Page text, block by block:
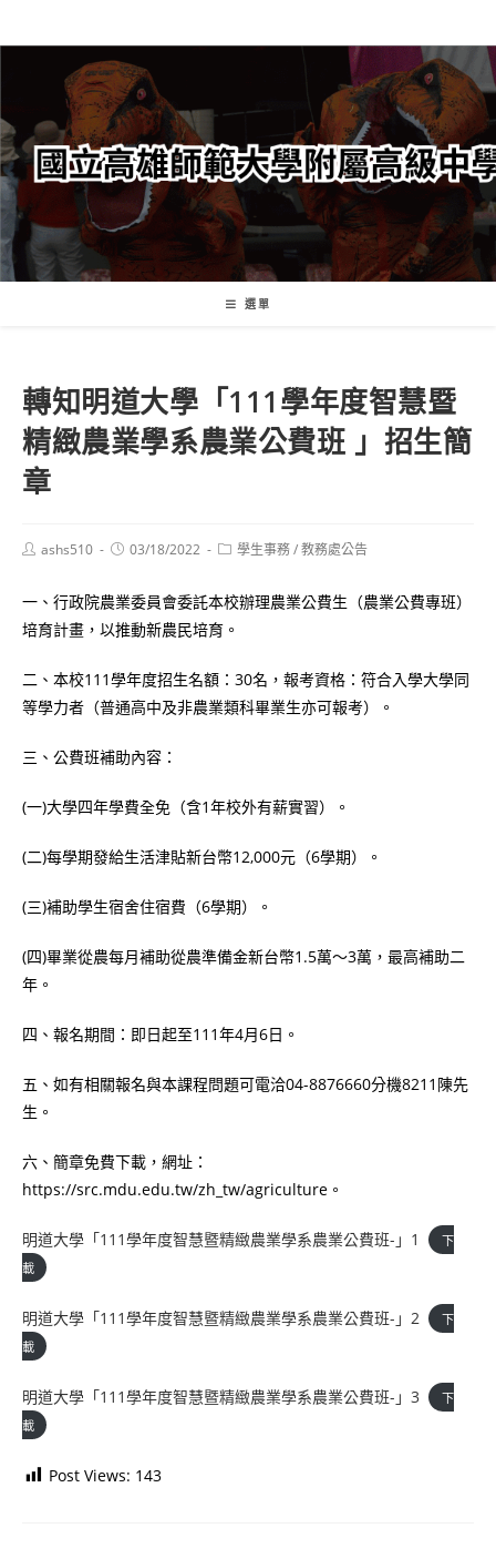
轉
要
內
容
選單
轉知明道大學「111學年度智慧暨
精緻農業學系農業公費班 」招生簡
章
Postashs510
Post03/18/2022
Post學生事務/教務處公告
一、行政院農業委員會委託本校辦理農業公費生（農業公費專班）
培育計畫，以推動新農民培育。
二、本校111學年度招生名額：30名，報考資格：符合入學大學同
等學力者（普通高中及非農業類科畢業生亦可報考）。
三、公費班補助內容：
(一)大學四年學費全免（含1年校外有薪實習）。
(二)每學期發給生活津貼新台幣12,000元（6學期）。
(三)補助學生宿舍住宿費（6學期）。
(四)畢業從農每月補助從農準備金新台幣1.5萬～3萬，最高補助二
年。
四、報名期間：即日起至111年4月6日。
五、如有相關報名與本課程問題可電洽04-8876660分機8211陳先
生。
六、簡章免費下載，網址：
https://src.mdu.edu.tw/zh_tw/agriculture。
明道大學「111學年度智慧暨精緻農業學系農業公費班-」1
下
載
明道大學「111學年度智慧暨精緻農業學系農業公費班-」2
下
載
明道大學「111學年度智慧暨精緻農業學系農業公費班-」3
下
載
Post Views: 143